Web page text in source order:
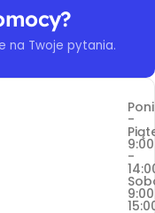
na Twoje pytania.
-
9:00
-